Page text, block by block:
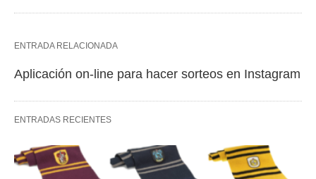
ENTRADA RELACIONADA
Aplicación on-line para hacer sorteos en Instagram
ENTRADAS RECIENTES